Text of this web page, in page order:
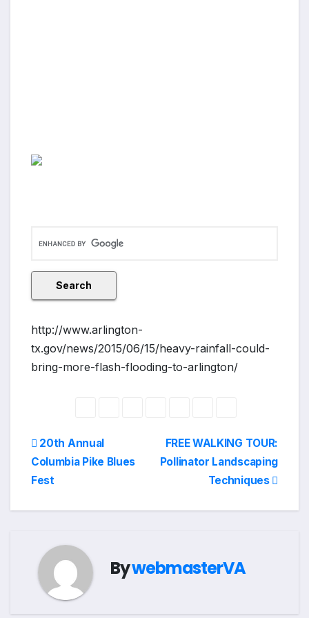
http://www.arlington-
tx.gov/news/2015/06/15/heavy-rainfall-could-
bring-more-flash-flooding-to-arlington/
Post
navigation
FREE WALKING TOUR:
Pollinator Landscaping
Techniques
20th Annual
Columbia Pike Blues
Fest
BywebmasterVA